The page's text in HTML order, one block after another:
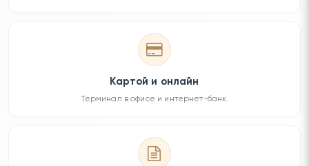
Картой и онлайн
Терминал в офисе и интернет-банк.